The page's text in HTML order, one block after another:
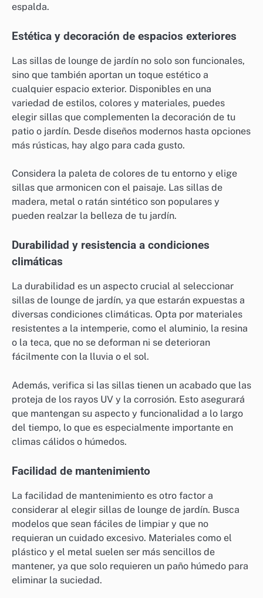
espalda.
Estética y decoración de espacios exteriores
Las sillas de lounge de jardín no solo son funcionales,
sino que también aportan un toque estético a
cualquier espacio exterior. Disponibles en una
variedad de estilos, colores y materiales, puedes
elegir sillas que complementen la decoración de tu
patio o jardín. Desde diseños modernos hasta opciones
más rústicas, hay algo para cada gusto.
Considera la paleta de colores de tu entorno y elige
sillas que armonicen con el paisaje. Las sillas de
madera, metal o ratán sintético son populares y
pueden realzar la belleza de tu jardín.
Durabilidad y resistencia a condiciones
climáticas
La durabilidad es un aspecto crucial al seleccionar
sillas de lounge de jardín, ya que estarán expuestas a
diversas condiciones climáticas. Opta por materiales
resistentes a la intemperie, como el aluminio, la resina
o la teca, que no se deforman ni se deterioran
fácilmente con la lluvia o el sol.
Además, verifica si las sillas tienen un acabado que las
proteja de los rayos UV y la corrosión. Esto asegurará
que mantengan su aspecto y funcionalidad a lo largo
del tiempo, lo que es especialmente importante en
climas cálidos o húmedos.
Facilidad de mantenimiento
La facilidad de mantenimiento es otro factor a
considerar al elegir sillas de lounge de jardín. Busca
modelos que sean fáciles de limpiar y que no
requieran un cuidado excesivo. Materiales como el
plástico y el metal suelen ser más sencillos de
mantener, ya que solo requieren un paño húmedo para
eliminar la suciedad.